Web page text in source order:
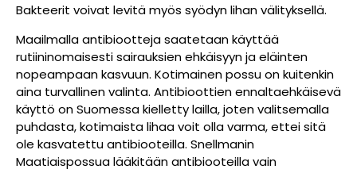
Bakteerit voivat levitä myös syödyn lihan välityksellä.
Maailmalla antibiootteja saatetaan käyttää
rutiininomaisesti sairauksien ehkäisyyn ja eläinten
nopeampaan kasvuun. Kotimainen possu on kuitenkin
aina turvallinen valinta. Antibioottien ennaltaehkäisevä
käyttö on Suomessa kielletty lailla, joten valitsemalla
puhdasta, kotimaista lihaa voit olla varma, ettei sitä
ole kasvatettu antibiooteilla. Snellmanin
Maatiaispossua lääkitään antibiooteilla vain